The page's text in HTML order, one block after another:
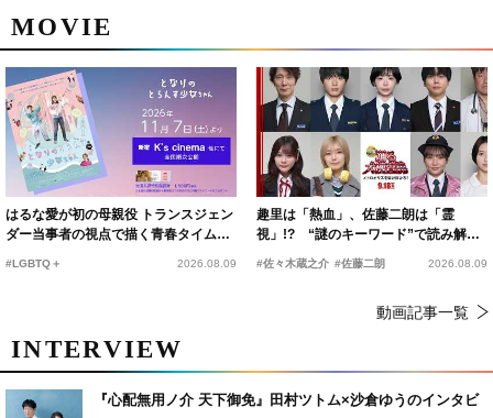
MOVIE
はるな愛が初の母親役 トランスジェン
ダー当事者の視点で描く青春タイムス
#LGBTQ＋ 2026.08.09
趣里は「熱血」、佐藤二朗は「霊
視」!? “謎のキーワード”で読み解く
『踊る大捜査線 N.E.W.』新メンバー
#佐々木蔵之介 #佐藤二朗 2026.08.09
動画記事一覧
INTERVIEW
『心配無用ノ介 天下御免』田村ツトム×沙倉ゆうのインタビ